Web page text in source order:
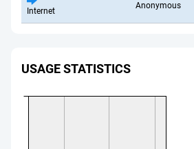
Internet
Anonymous
USAGE STATISTICS